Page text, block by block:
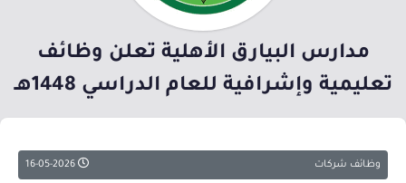
مدارس البيارق الأهلية تعلن وظائف
تعليمية وإشرافية للعام الدراسي 1448هـ
وظائف شركات